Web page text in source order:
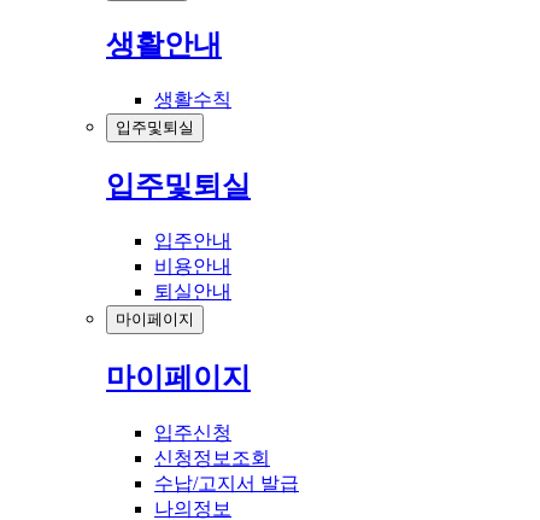
생활안내
생활수칙
입주및퇴실
입주및퇴실
입주안내
비용안내
퇴실안내
마이페이지
마이페이지
입주신청
신청정보조회
수납/고지서 발급
나의정보